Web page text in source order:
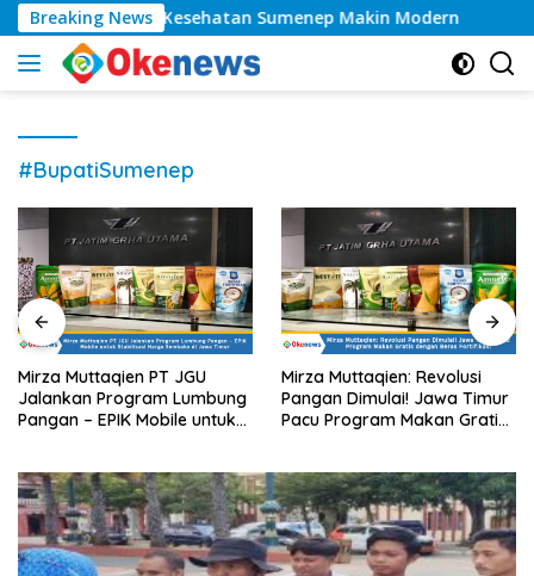
Langsung
ke
konten
Breaking News
Kelas, Layanan Kesehatan Sumenep Makin Modern
#BupatiSumenep
Mirza Muttaqien PT JGU
Jalankan Program Lumbung
Pangan – EPIK Mobile untuk
Mirza Muttaqien: Revolusi
Pangan Dimulai! Jawa Timur
Pacu Program Makan Gratis